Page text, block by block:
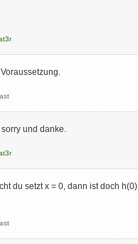
und danke.
du setzt x = 0, dann ist doch